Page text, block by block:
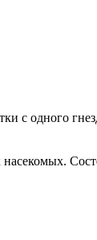
с одного